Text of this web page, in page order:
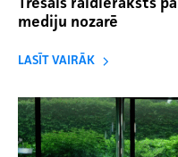
mediju nozarē
LASĪT VAIRĀK